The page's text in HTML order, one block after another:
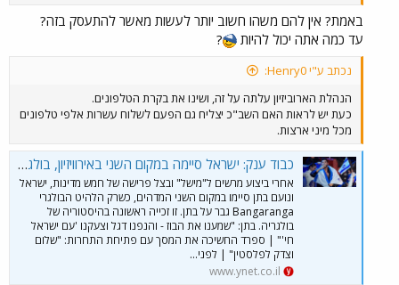
באמת? אין להם משהו חשוב יותר לעשות מאשר להתעסק בזה?
עד כמה אתה יכול להיות
?
נכתב ע"י Henry0:
הנהלת הארוביזיון עלתה על זה, ושינו את בקרת הטלפונים.
כעת יש לראות האם השב"כ יצליח גם הפעם לשלוח עשרות אלפי טלפונים
מכל מיני ארצות.
כבוד ענק: ישראל סיימה במקום השני באירוויזיון, בולגריה זכתה
אחרי ביצוע מרשים ל"מישל" ובצל פרישה של חמש מדינות, ישראל
ונועם בתן סיימו במקום השני המדהים, כשרק הלהיט הבולגרי
Bangaranga גבר על בתן. זו זכייה ראשונה בהיסטוריה של
בולגריה. בתן: "שמענו את הבוז - והנפנו דגל וצעקנו 'עם ישראל
חי'" | ספרד החשיכה את המסך עם פתיחת התחרות: "שלום
וצדק לפלסטין" | לפני...
www.ynet.co.il